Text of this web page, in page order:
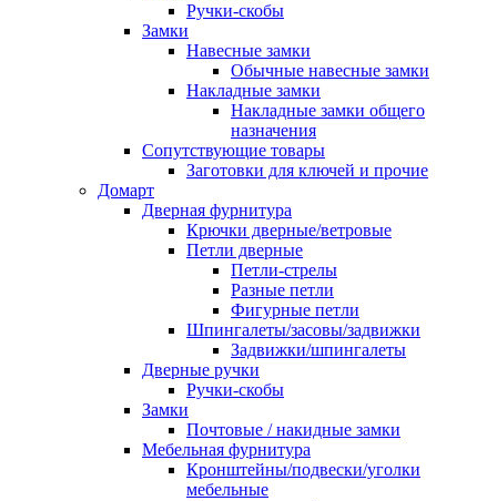
Ручки-скобы
Замки
Навесные замки
Обычные навесные замки
Накладные замки
Накладные замки общего
назначения
Сопутствующие товары
Заготовки для ключей и прочие
Домарт
Дверная фурнитура
Крючки дверные/ветровые
Петли дверные
Петли-стрелы
Разные петли
Фигурные петли
Шпингалеты/засовы/задвижки
Задвижки/шпингалеты
Дверные ручки
Ручки-скобы
Замки
Почтовые / накидные замки
Мебельная фурнитура
Кронштейны/подвески/уголки
мебельные